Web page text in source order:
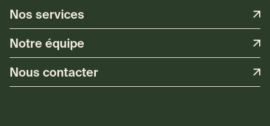
Nos services
Notre équipe
Nous contacter